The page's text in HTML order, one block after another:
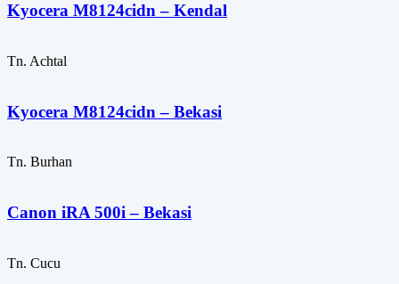
Kyocera M8124cidn – Kendal
Tn. Achtal
Kyocera M8124cidn – Bekasi
Tn. Burhan
Canon iRA 500i – Bekasi
Tn. Cucu